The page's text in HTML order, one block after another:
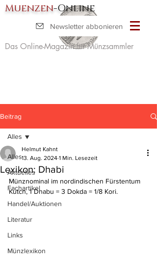
Muenzen-Online
Das Online-Magazin für Münzsammler
Newsletter abbonieren
Beitrag
Alles
Aktuelles
Fachartikel
Handel/Auktionen
Literatur
Links
Münzlexikon
Alles
Lexikon: Dhabi
Helmut Kahnt
13. Aug. 2024 1 Min. Lesezeit
Münznominal im nordindischen Fürstentum
Kutch, 1 Dhabu = 3 Dokda = 1/8 Kori.